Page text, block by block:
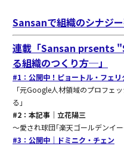
Sansanで組織のシナジ
連載「Sansan prsents
る組織のつくり方─」
#1：公開中！ピョートル・フェリ
「元Google人材領域のプロフェ
る」
#2：本記事｜立花陽三
〜愛され球団｢楽天ゴールデンイ
#3：公開中｜ドミニク・チェン